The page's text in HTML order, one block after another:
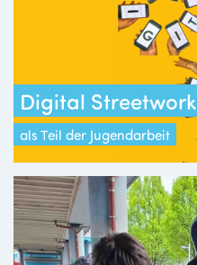
Digital Streetwork
als Teil der Jugendarbeit